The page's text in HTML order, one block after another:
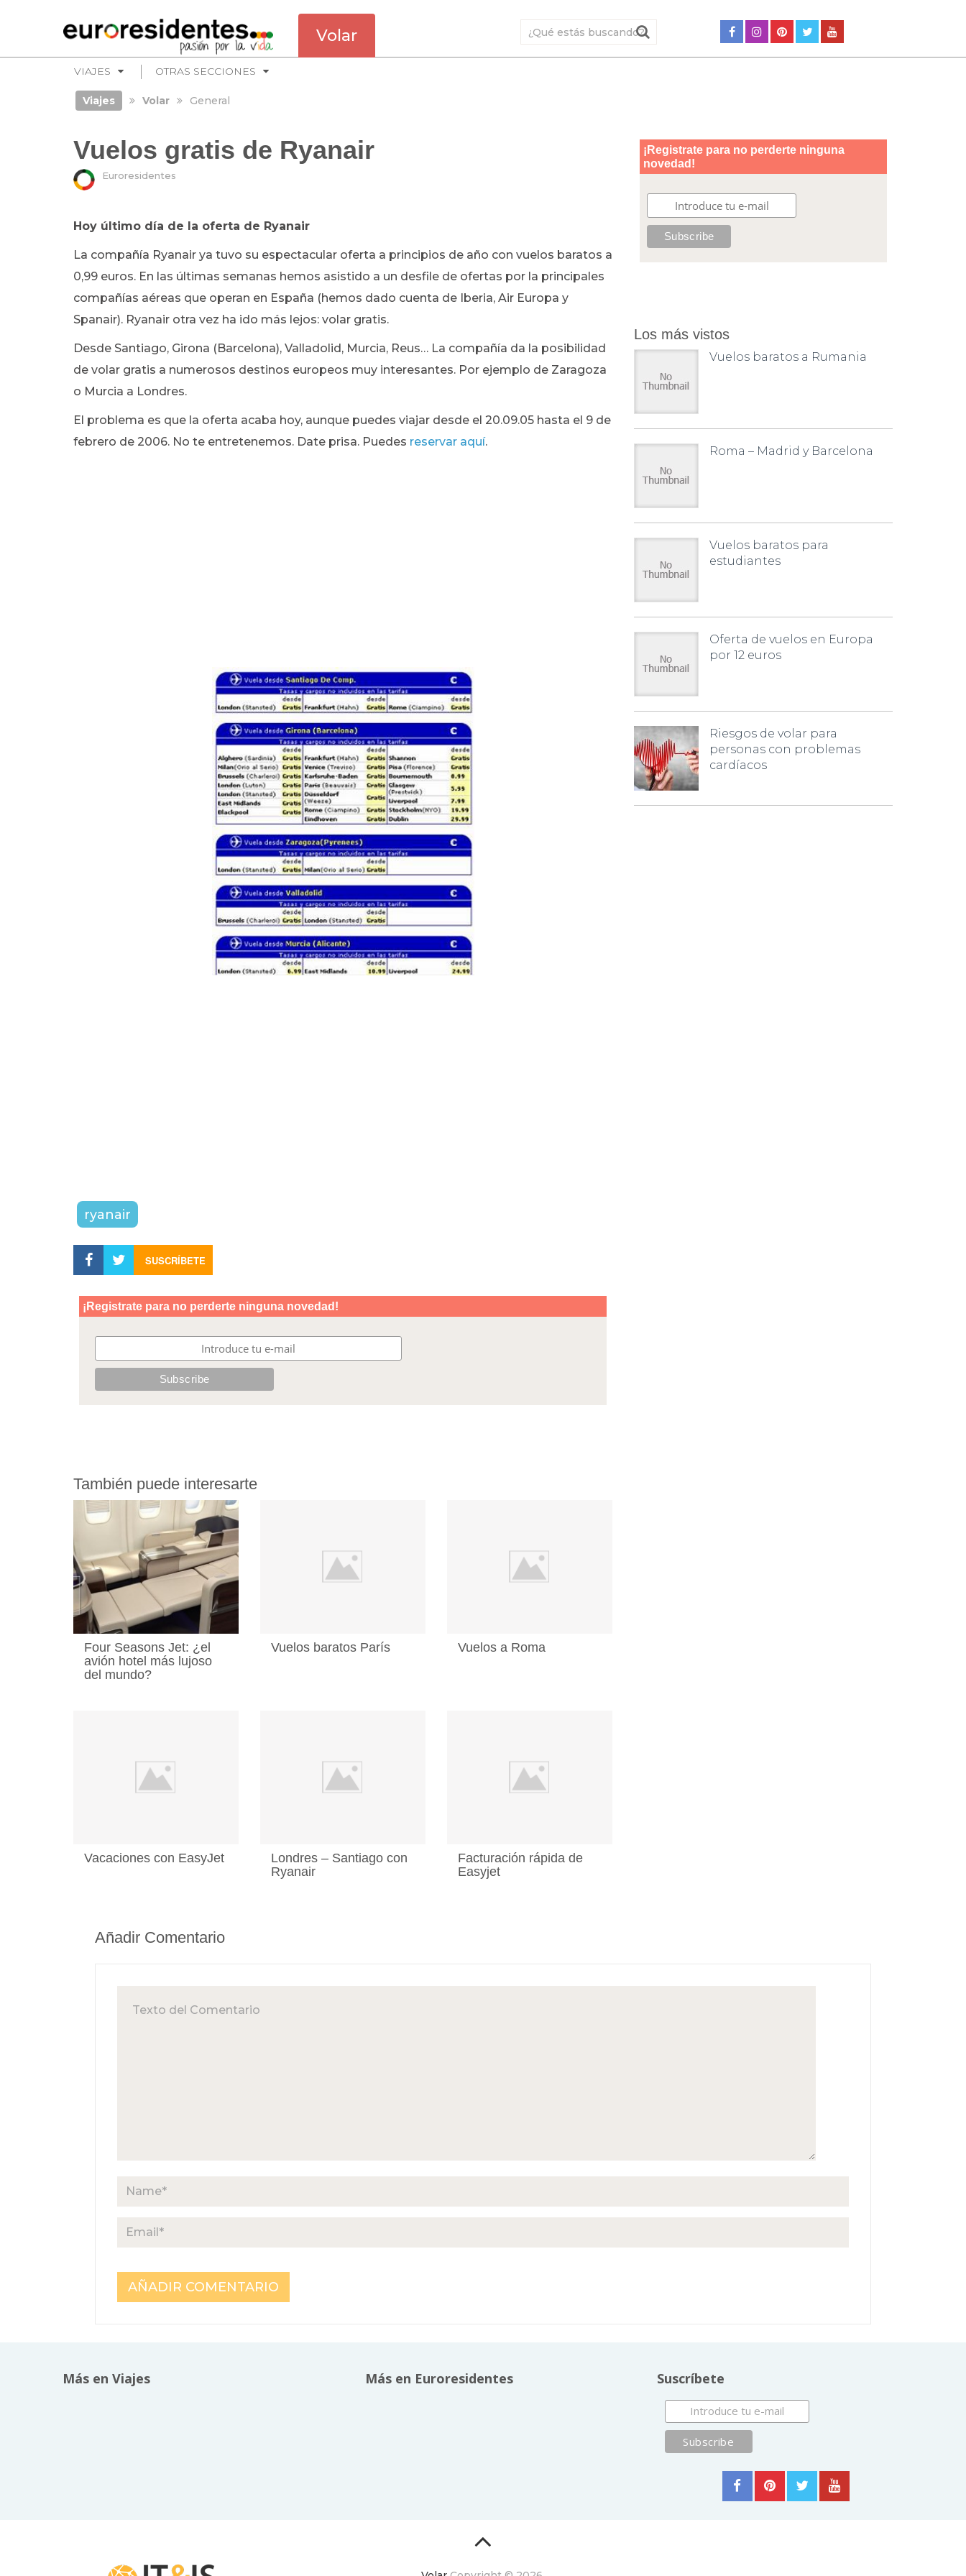
Volar
VIAJES OTRAS SECCIONES
Viajes Volar General
Vuelos gratis de Ryanair
Euroresidentes
Hoy último día de la oferta de Ryanair
La compañía Ryanair ya tuvo su espectacular oferta a principios de año con vuelos baratos a
0,99 euros. En las últimas semanas hemos asistido a un desfile de ofertas por la principales
compañías aéreas que operan en España (hemos dado cuenta de Iberia, Air Europa y
Spanair). Ryanair otra vez ha ido más lejos: volar gratis.
Desde Santiago, Girona (Barcelona), Valladolid, Murcia, Reus… La compañía da la posibilidad
de volar gratis a numerosos destinos europeos muy interesantes. Por ejemplo de Zaragoza
o Murcia a Londres.
El problema es que la oferta acaba hoy, aunque puedes viajar desde el 20.09.05 hasta el 9 de
febrero de 2006. No te entretenemos. Date prisa. Puedes reservar aquí.
ryanair
SUSCRÍBETE
También puede interesarte
Four Seasons Jet: ¿el
avión hotel más lujoso
del mundo?
Vuelos baratos París Vuelos a Roma
Vacaciones con EasyJet
Londres – Santiago con
Ryanair
Facturación rápida de
Easyjet
Los más vistos
Vuelos baratos a Rumania
Roma – Madrid y Barcelona
Vuelos baratos para
estudiantes
Oferta de vuelos en Europa
por 12 euros
Riesgos de volar para
personas con problemas
cardíacos
Añadir Comentario
Más en Viajes Más en Euroresidentes Suscríbete